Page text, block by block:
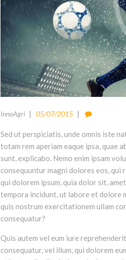
InnoAgri 05/07/2015
Sed ut perspiciatis, unde omnis iste
totam rem aperiam eaque ipsa,
sunt, explicabo. Nemo enim ipsam
consequuntur magni dolores eos, qui
qui dolorem ipsum, quia dolor sit,
tempora incidunt, ut labore et dolore
quis nostrum exercitationem ullam
consequatur?
Quis autem vel eum iure
consequatur, vel illum, qui dolorem